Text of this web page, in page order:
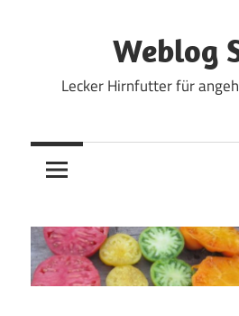
Weblog
Lecker Hirnfutter für